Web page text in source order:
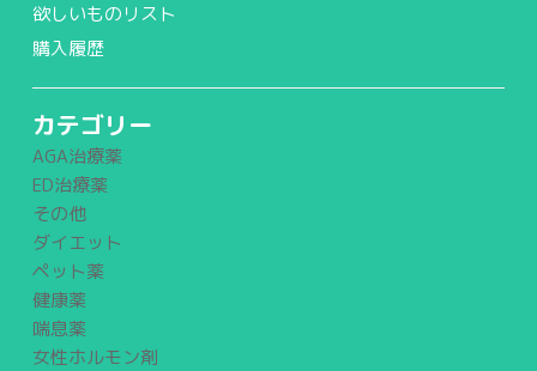
欲しいものリスト
購入履歴
カテゴリー
AGA治療薬
ED治療薬
その他
ダイエット
ペット薬
健康薬
喘息薬
女性ホルモン剤